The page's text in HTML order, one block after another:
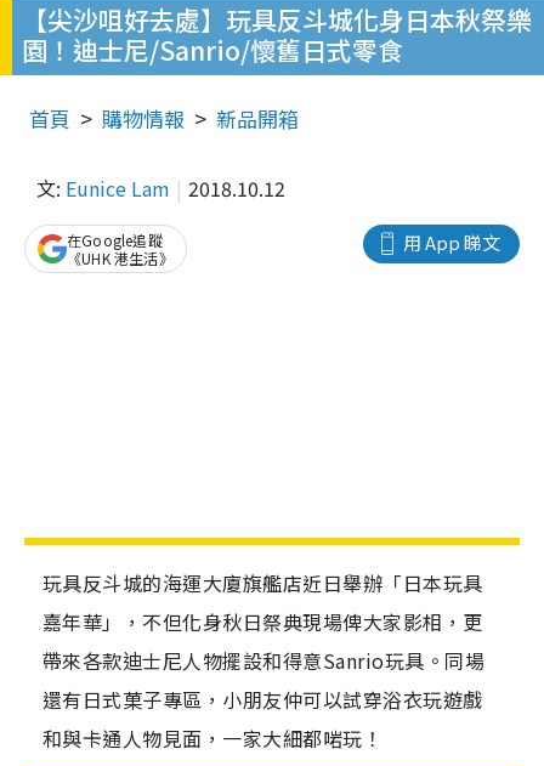
【尖沙咀好去處】玩具反斗城化身日本秋祭樂
園！迪士尼/Sanrio/懷舊日式零食
首頁 購物情報 新品開箱
文: Eunice Lam 2018.10.12
用 App 睇文
在Google追蹤
《UHK 港生活》
玩具反斗城的海運大廈旗艦店近日舉辦「日本玩具
嘉年華」，不但化身秋日祭典現場俾大家影相，更
帶來各款迪士尼人物擺設和得意Sanrio玩具。同場
還有日式菓子專區，小朋友仲可以試穿浴衣玩遊戲
和與卡通人物見面，一家大細都啱玩！